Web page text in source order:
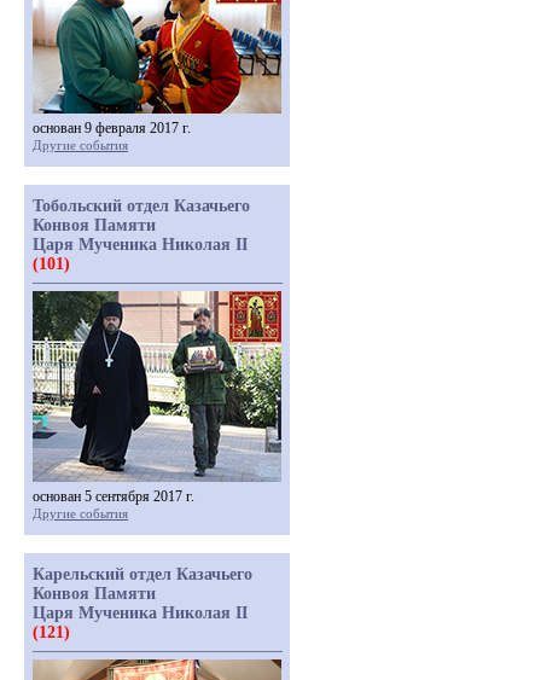
основан 9 февраля 2017 г.
Другие события
Тобольский отдел Казачьего
Конвоя Памяти
Царя Мученика Николая II
(101)
основан 5 сентября 2017 г.
Другие события
Карельский отдел Казачьего
Конвоя Памяти
Царя Мученика Николая II
(121)